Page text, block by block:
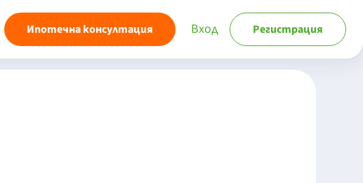
Ипотечна консултация Вход Регистрация